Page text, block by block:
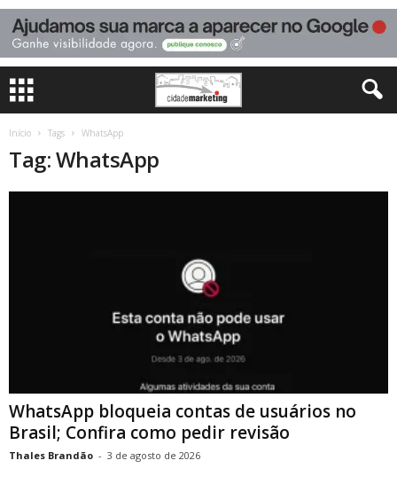
Início Tags WhatsApp
Tag: WhatsApp
WhatsApp bloqueia contas de usuários no
Brasil; Confira como pedir revisão
Thales Brandão - 3 de agosto de 2026